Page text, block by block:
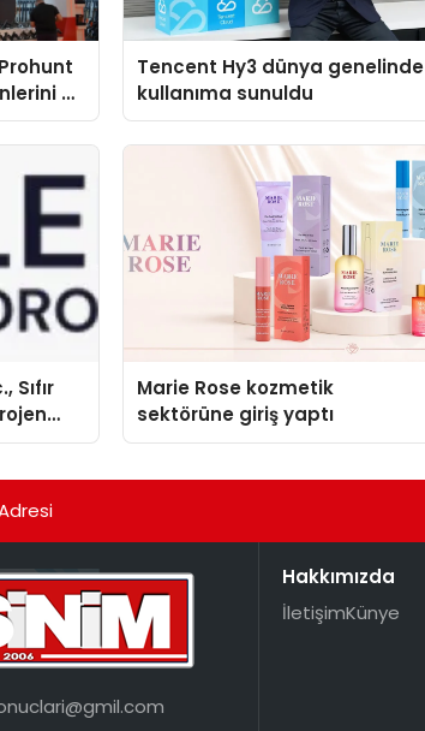
ve
Tencent Hy3 dünya genelinde
kullanıma sunuldu
Sıfır
ve
Marie Rose kozmetik
sektörüne giriş yaptı
Hakkımızda
İletişimKünye